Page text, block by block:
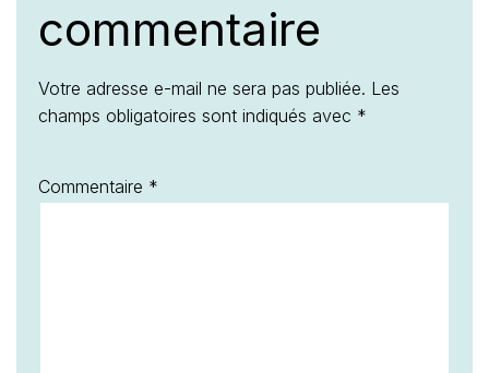
commentaire
Votre adresse e-mail ne sera pas publiée. Les
champs obligatoires sont indiqués avec *
Commentaire *